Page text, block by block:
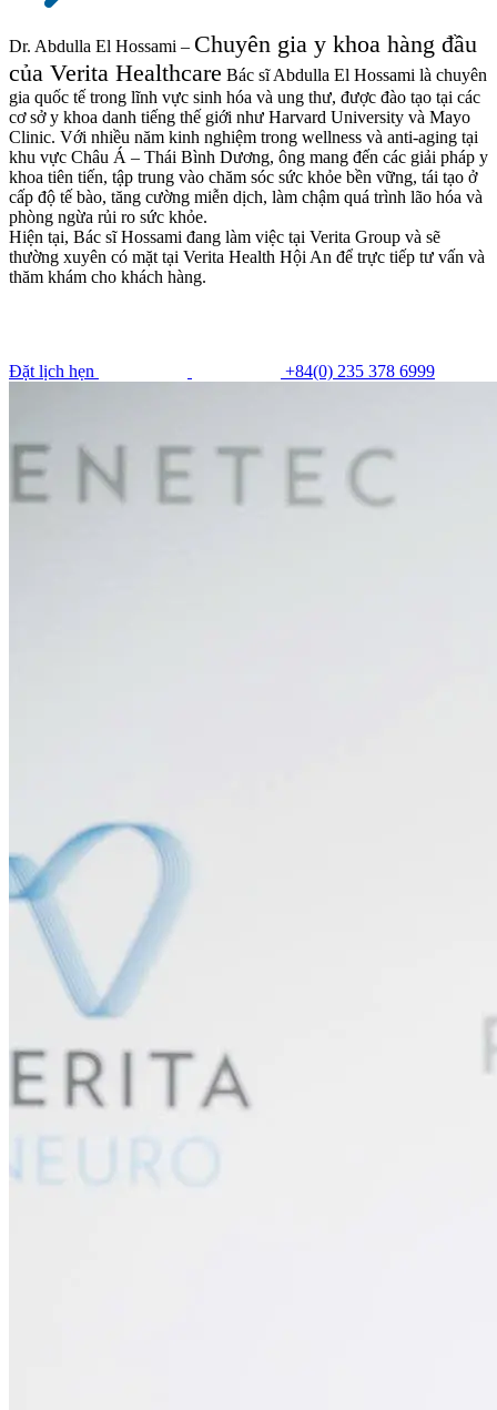
Dr. Abdulla El Hossami – Chuyên gia y khoa hàng đầu
của Verita Healthcare Bác sĩ Abdulla El Hossami là chuyên
gia quốc tế trong lĩnh vực sinh hóa và ung thư, được đào tạo tại các
cơ sở y khoa danh tiếng thế giới như Harvard University và Mayo
Clinic. Với nhiều năm kinh nghiệm trong wellness và anti-aging tại
khu vực Châu Á – Thái Bình Dương, ông mang đến các giải pháp y
khoa tiên tiến, tập trung vào chăm sóc sức khỏe bền vững, tái tạo ở
cấp độ tế bào, tăng cường miễn dịch, làm chậm quá trình lão hóa và
phòng ngừa rủi ro sức khỏe.
Hiện tại, Bác sĩ Hossami đang làm việc tại Verita Group và sẽ
thường xuyên có mặt tại Verita Health Hội An để trực tiếp tư vấn và
thăm khám cho khách hàng.
Đặt lịch hẹn +84(0) 235 378 6999